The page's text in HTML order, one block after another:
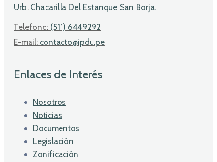
Urb. Chacarilla Del Estanque San Borja.
Telefono: (511) 6449292
E-mail: contacto@ipdu.pe
Enlaces de Interés
Nosotros
Noticias
Documentos
Legislación
Zonificación